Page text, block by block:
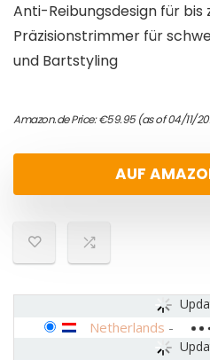
Anti-Reibungsdesign für bis
Präzisionstrimmer für
und Bartstyling
Amazon.de Price:€59.95(as of 04/11/
AUF
Netherlands -